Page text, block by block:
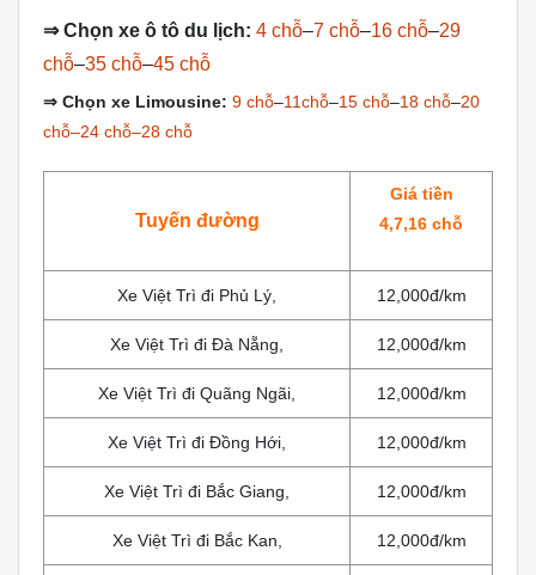
⇒Chọn xe ô tô du lịch: 4 chỗ–7 chỗ–16 chỗ–29
chỗ–35 chỗ–45 chỗ
⇒ Chọn xe Limousine: 9 chỗ–11chỗ–15 chỗ–18 chỗ–20
chỗ–24 chỗ–28 chỗ
Tuyến đường
Giá tiền
4,7,16 chỗ
Xe Việt Trì đi Phủ Lý, 12,000đ/km
Xe Việt Trì đi Đà Nẵng, 12,000đ/km
Xe Việt Trì đi Quãng Ngãi, 12,000đ/km
Xe Việt Trì đi Đồng Hới, 12,000đ/km
Xe Việt Trì đi Bắc Giang, 12,000đ/km
Xe Việt Trì đi Bắc Kan, 12,000đ/km